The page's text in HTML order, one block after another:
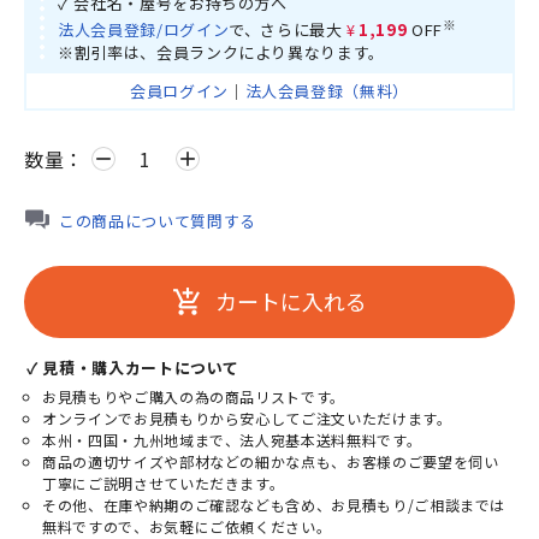
法人会員登録/ログインで、さらに最大 ¥1,199 OFF※
※割引率は、会員ランクにより異なります。
会員ログイン ｜ 法人会員登録（無料）
数量： remove add
この商品について質問する
add_shopping_cart カートに入れる
✓ 見積・購入カートについて
お見積もりやご購入の為の商品リストです。
オンラインでお見積もりから安心してご注文いただけます。
本州・四国・九州地域まで、法人宛基本送料無料です。
商品の適切サイズや部材などの細かな点も、お客様のご要望を伺い
丁寧にご説明させていただきます。
その他、在庫や納期のご確認なども含め、お見積もり/ご相談までは
無料ですので、お気軽にご依頼ください。